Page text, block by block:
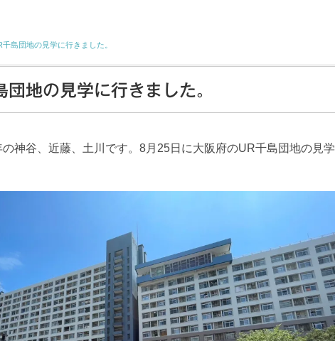
島団地の見学に行きました。
地の見学に行きました。
神谷、近藤、土川です。8月25日に大阪府のUR千島団地の見学